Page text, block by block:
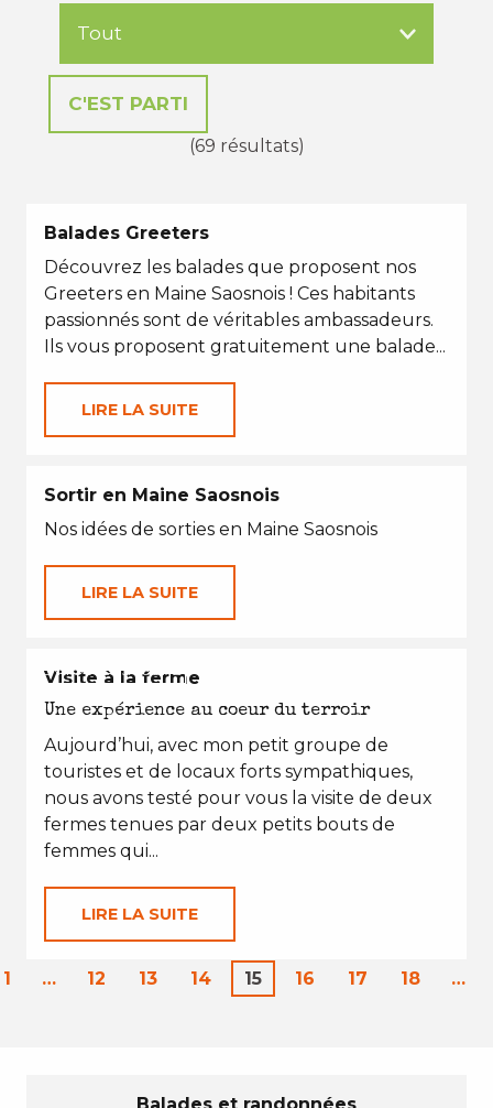
(69 résultats)
Balades Greeters
Découvrez les balades que proposent nos
Greeters en Maine Saosnois ! Ces habitants
passionnés sont de véritables ambassadeurs.
Ils vous proposent gratuitement une balade...
LIRE LA SUITE
Sortir en Maine Saosnois
Nos idées de sorties en Maine Saosnois
LIRE LA SUITE
EN TOUTES SAISONS
Visite à la ferme
Une expérience au coeur du terroir
Aujourd’hui, avec mon petit groupe de
touristes et de locaux forts sympathiques,
nous avons testé pour vous la visite de deux
fermes tenues par deux petits bouts de
femmes qui...
LIRE LA SUITE
1 … 12 13 14 15 16 17 18 …